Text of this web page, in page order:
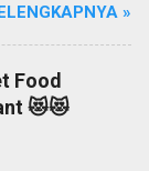
produk
Arthacat Tirta
bergerak di
seperti Cat
Cat Food, Cat
lain-lain.
»
Food
😻😻